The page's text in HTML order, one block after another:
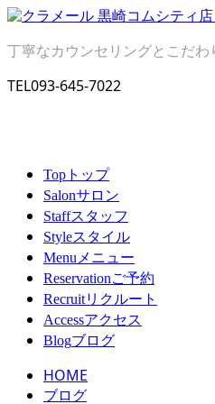
丁寧なカウンセリングとこだ
TEL093-645-7022
Top トップ
Salonサロン
Staffスタッフ
Styleスタイル
Menuメニュー
Reservationご予約
Recruitリクルート
Accessアクセス
Blogブログ
HOME
ブログ